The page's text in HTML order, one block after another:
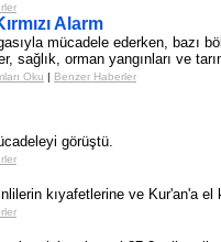
Alarm
mücadele ederken, bazı
orman yangınları ve
Oku | Benzer Haberler
görüştü.
kıyafetlerine ve Kur'an'a el